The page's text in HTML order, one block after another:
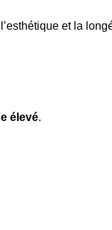
et la
élevé.